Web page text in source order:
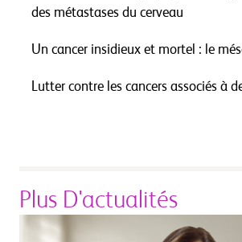
des métastases du cerveau
Un cancer insidieux et mortel : le
Lutter contre les cancers associés à
Plus D'actualités